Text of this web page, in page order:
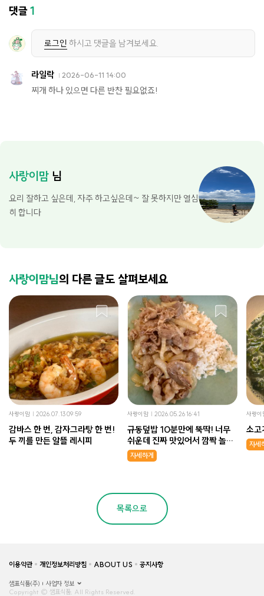
댓글1
로그인 하시고 댓글을 남겨보세요.
라일락 2026-06-11 14:00
찌개 하나 있으면 다른 반찬 필요없죠!
사랑이맘 님
요리 잘하고 싶은데, 자주 하고싶은데~ 잘 못하지만 열심
히 합니다
사랑이맘님의 다른 글도 살펴보세요
사랑이맘 2026.07.13 09:59
감바스 한 번, 감자그라탕 한 번!
두 끼를 만든 알뜰 레시피
사랑이맘 2026.05.26 16:41
규동덮밥 10분만에 뚝딱! 너무
쉬운데 진짜 맛있어서 깜짝 놀랐
어요!
자세하게
사랑이
소고
자세
목록으로
이용약관 개인정보처리방침 ABOUT US 공지사항
샘표식품(주)
사업자 정보
Copyright © 샘표식품, All Rights Reserved.